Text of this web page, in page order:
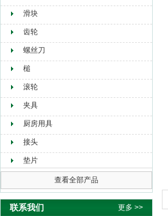
滑块
齿轮
螺丝刀
槌
滚轮
夹具
厨房用具
接头
垫片
查看全部产品
联系我们 更多 >>